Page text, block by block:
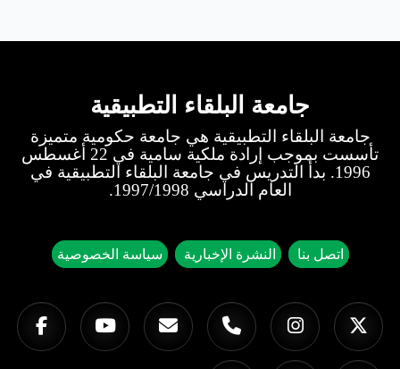
جامعة البلقاء التطبيقية
جامعة البلقاء التطبيقية هي جامعة حكومية متميزة
تأسست بموجب إرادة ملكية سامية في 22 أغسطس
1996. بدأ التدريس في جامعة البلقاء التطبيقية في
العام الدراسي 1997/1998.
اتصل بنا النشرة الإخبارية سياسة الخصوصية